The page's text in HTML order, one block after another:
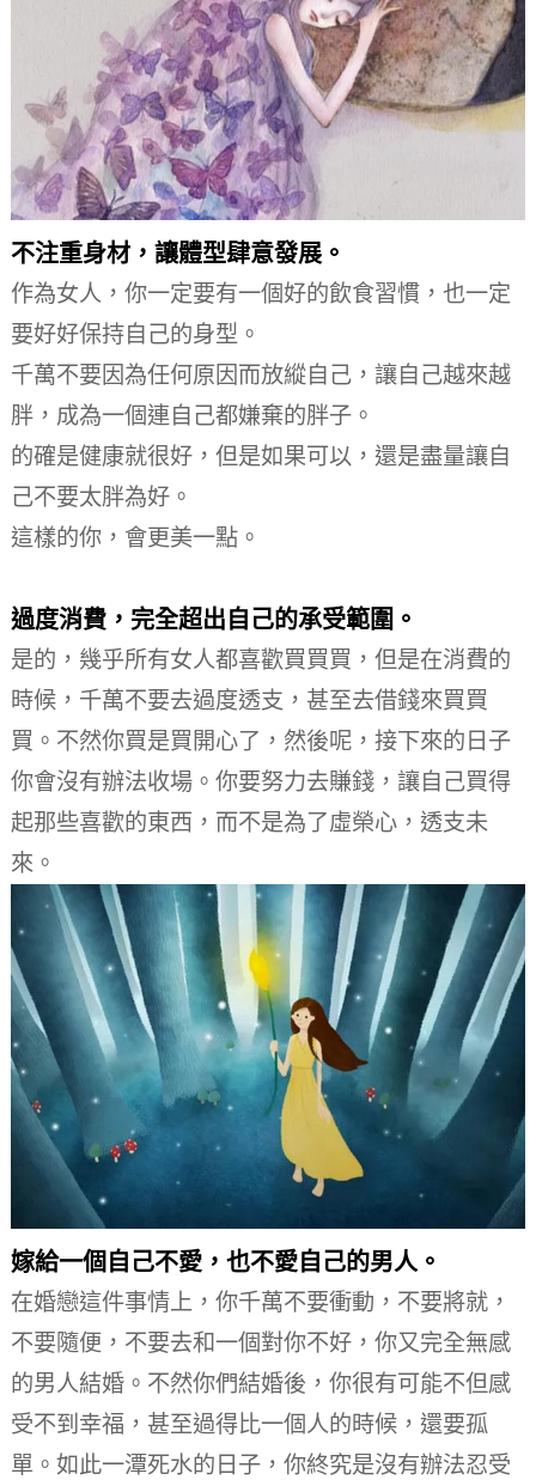
不注重身材，讓體型肆意發展。
作為女人，你一定要有一個好的飲食習慣，也一定
要好好保持自己的身型。
千萬不要因為任何原因而放縱自己，讓自己越來越
胖，成為一個連自己都嫌棄的胖子。
的確是健康就很好，但是如果可以，還是盡量讓自
己不要太胖為好。
這樣的你，會更美一點。
過度消費，完全超出自己的承受範圍。
是的，幾乎所有女人都喜歡買買買，但是在消費的
時候，千萬不要去過度透支，甚至去借錢來買買
買。 不然你買是買開心了，然後呢，接下來的日子
你會沒有辦法收場。 你要努力去賺錢，讓自己買得
起那些喜歡的東西，而不是為了虛榮心，透支未
來。
嫁給一個自己不愛，也不愛自己的男人。
在婚戀這件事情上，你千萬不要衝動，不要將就，
不要隨便，不要去和一個對你不好，你又完全無感
的男人結婚。 不然你們結婚後，你很有可能不但感
受不到幸福，甚至過得比一個人的時候，還要孤
單。 如此一潭死水的日子，你終究是沒有辦法忍受